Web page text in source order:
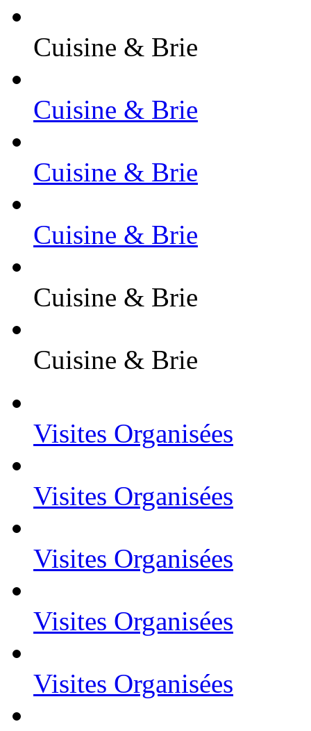
Cuisine & Brie
Cuisine & Brie
Cuisine & Brie
Cuisine & Brie
Cuisine & Brie
Cuisine & Brie
Visites Organisées
Visites Organisées
Visites Organisées
Visites Organisées
Visites Organisées